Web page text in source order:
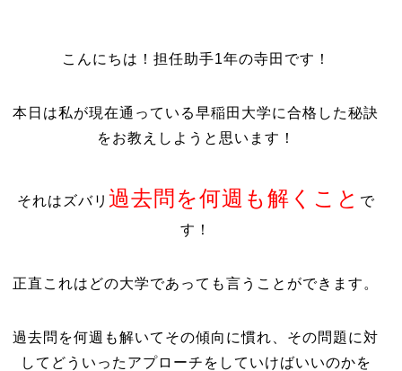
こんにちは！担任助手1年の寺田です！
本日は私が現在通っている早稲田大学に合格した秘訣
をお教えしようと思います！
それはズバリ 過去問を何週も解くこと で
す！
正直これはどの大学であっても言うことができます。
過去問を何週も解いてその傾向に慣れ、その問題に対
してどういったアプローチをしていけばいいのかを